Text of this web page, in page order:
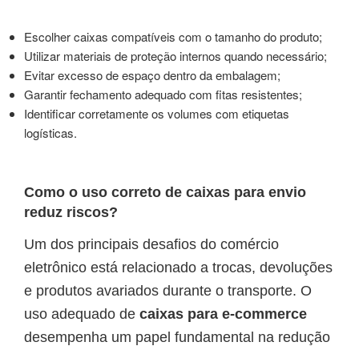
Escolher caixas compatíveis com o tamanho do produto;
Utilizar materiais de proteção internos quando necessário;
Evitar excesso de espaço dentro da embalagem;
Garantir fechamento adequado com fitas resistentes;
Identificar corretamente os volumes com etiquetas
logísticas.
Como o uso correto de caixas para envio
reduz riscos?
Um dos principais desafios do comércio
eletrônico está relacionado a trocas, devoluções
e produtos avariados durante o transporte. O
uso adequado de caixas para e-commerce
desempenha um papel fundamental na redução